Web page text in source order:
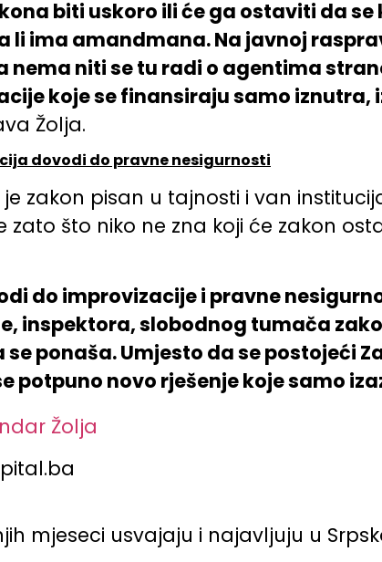
biti uskoro ili će ga ostaviti da
li ima amandmana. Na javnoj
nema niti se tu radi o agentima
koje se finansiraju samo iznutra,
Žolja.
dovodi do pravne nesigurnosti
je zakon pisan u tajnosti i van
zato što niko ne zna koji će zakon
do improvizacije i pravne
inspektora, slobodnog tumača
se ponaša. Umjesto da se postojeći
potpuno novo rješenje koje samo
mjeseci usvajaju i najavljuju u